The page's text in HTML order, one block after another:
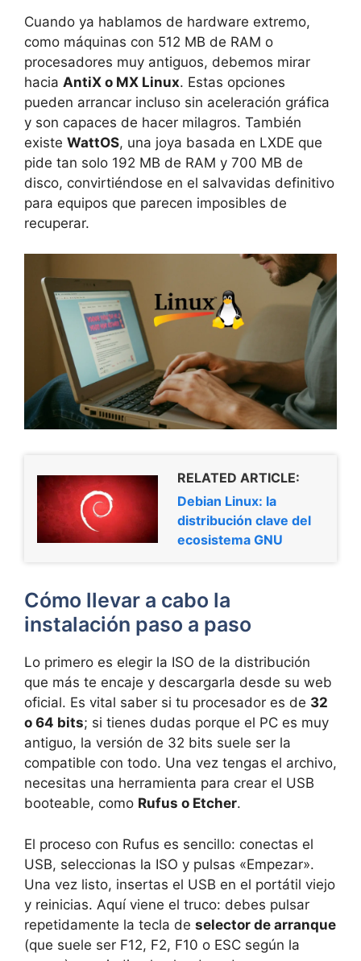
Cuando ya hablamos de hardware extremo,
como máquinas con 512 MB de RAM o
procesadores muy antiguos, debemos mirar
hacia AntiX o MX Linux. Estas opciones
pueden arrancar incluso sin aceleración gráfica
y son capaces de hacer milagros. También
existe WattOS, una joya basada en LXDE que
pide tan solo 192 MB de RAM y 700 MB de
disco, convirtiéndose en el salvavidas definitivo
para equipos que parecen imposibles de
recuperar.
RELATED ARTICLE:
Debian Linux: la
distribución clave del
ecosistema GNU
Cómo llevar a cabo la
instalación paso a paso
Lo primero es elegir la ISO de la distribución
que más te encaje y descargarla desde su web
oficial. Es vital saber si tu procesador es de 32
o 64 bits; si tienes dudas porque el PC es muy
antiguo, la versión de 32 bits suele ser la
compatible con todo. Una vez tengas el archivo,
necesitas una herramienta para crear el USB
booteable, como Rufus o Etcher.
El proceso con Rufus es sencillo: conectas el
USB, seleccionas la ISO y pulsas «Empezar».
Una vez listo, insertas el USB en el portátil viejo
y reinicias. Aquí viene el truco: debes pulsar
repetidamente la tecla de selector de arranque
(que suele ser F12, F2, F10 o ESC según la